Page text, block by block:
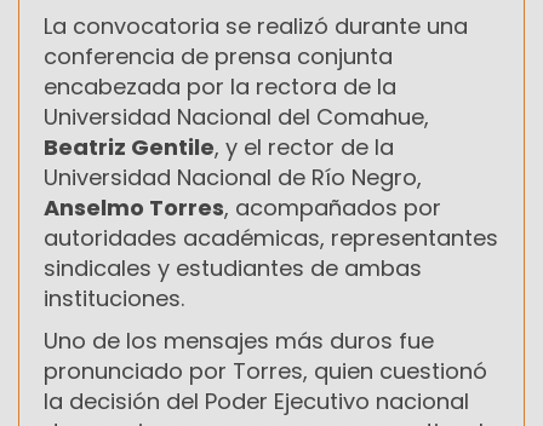
La convocatoria se realizó durante una
conferencia de prensa conjunta
encabezada por la rectora de la
Universidad Nacional del Comahue,
Beatriz Gentile, y el rector de la
Universidad Nacional de Río Negro,
Anselmo Torres, acompañados por
autoridades académicas, representantes
sindicales y estudiantes de ambas
instituciones.
Uno de los mensajes más duros fue
pronunciado por Torres, quien cuestionó
la decisión del Poder Ejecutivo nacional